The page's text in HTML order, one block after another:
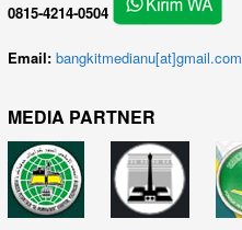
0815-4214-0504
Email: bangkitmedianu[at]gmail.com
MEDIA PARTNER